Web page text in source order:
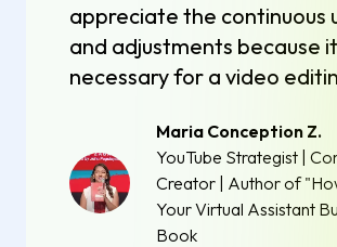
appreciate the continuous
and adjustments because
necessary for a video
Maria Conception Z.
YouTube Strategist |
Creator | Author of
Your Virtual Assistant
Book